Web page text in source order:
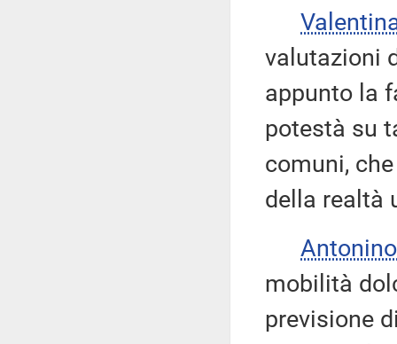
valutazioni
appunto la
potestà su
comuni,
della realtà
mobilità
previsione